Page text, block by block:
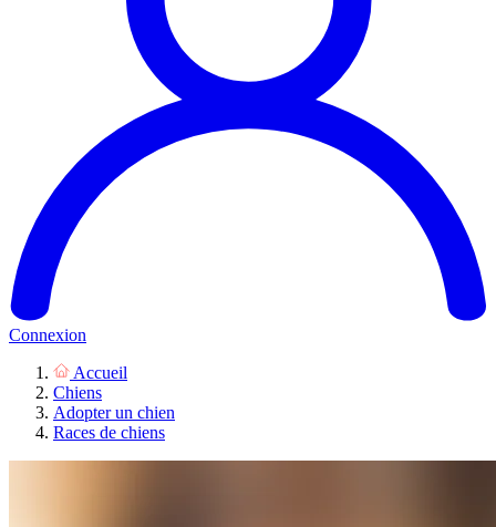
Connexion
Accueil
Chiens
Adopter un chien
Races de chiens